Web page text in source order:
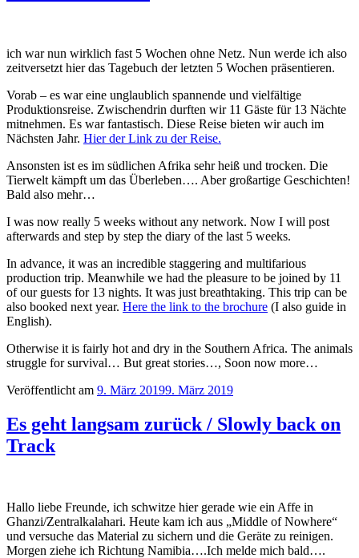
ich war nun wirklich fast 5 Wochen ohne Netz. Nun werde ich also
zeitversetzt hier das Tagebuch der letzten 5 Wochen präsentieren.
Vorab – es war eine unglaublich spannende und vielfältige
Produktionsreise. Zwischendrin durften wir 11 Gäste für 13 Nächte
mitnehmen. Es war fantastisch. Diese Reise bieten wir auch im
Nächsten Jahr. Hier der Link zu der Reise.
Ansonsten ist es im südlichen Afrika sehr heiß und trocken. Die
Tierwelt kämpft um das Überleben…. Aber großartige Geschichten!
Bald also mehr…
I was now really 5 weeks without any network. Now I will post
afterwards and step by step the diary of the last 5 weeks.
In advance, it was an incredible staggering and multifarious
production trip. Meanwhile we had the pleasure to be joined by 11
of our guests for 13 nights. It was just breathtaking. This trip can be
also booked next year. Here the link to the brochure (I also guide in
English).
Otherwise it is fairly hot and dry in the Southern Africa. The animals
struggle for survival… But great stories…, Soon now more…
Veröffentlicht am 9. März 20199. März 2019
Es geht langsam zurück / Slowly back on
Track
Hallo liebe Freunde, ich schwitze hier gerade wie ein Affe in
Ghanzi/Zentralkalahari. Heute kam ich aus „Middle of Nowhere“
und versuche das Material zu sichern und die Geräte zu reinigen.
Morgen ziehe ich Richtung Namibia….Ich melde mich bald….